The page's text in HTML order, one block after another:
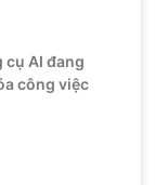
cụ AI đang
công việc